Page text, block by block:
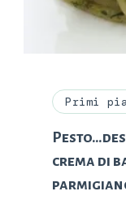
Primi
crema di